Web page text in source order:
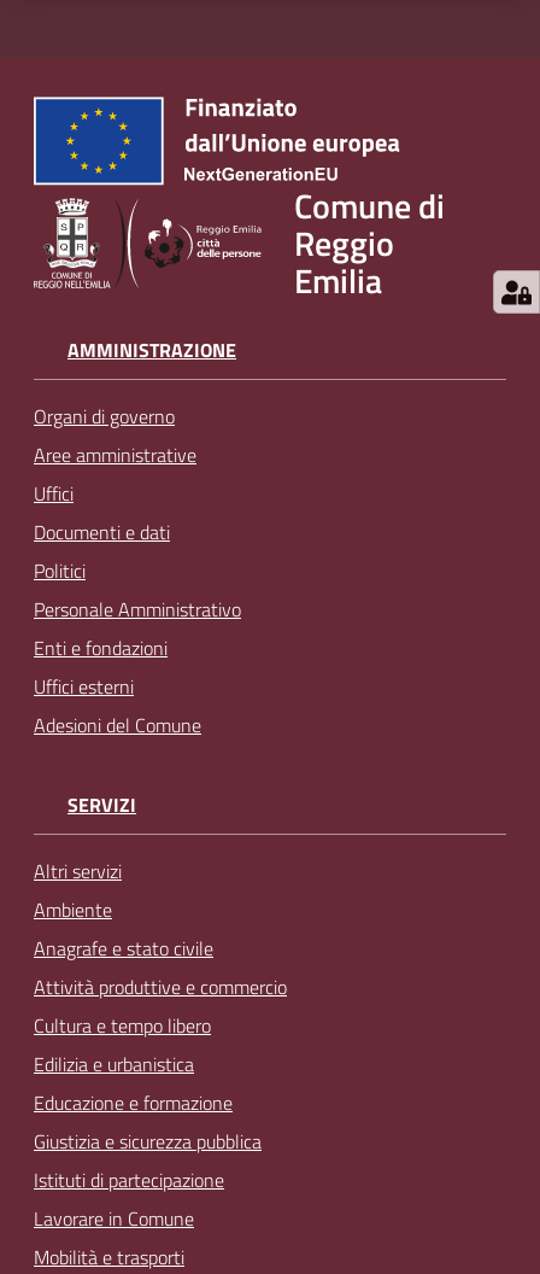
Comune di
Reggio
Emilia
AMMINISTRAZIONE
Organi di governo
Aree amministrative
Uffici
Documenti e dati
Politici
Personale Amministrativo
Enti e fondazioni
Uffici esterni
Adesioni del Comune
SERVIZI
Altri servizi
Ambiente
Anagrafe e stato civile
Attività produttive e commercio
Cultura e tempo libero
Edilizia e urbanistica
Educazione e formazione
Giustizia e sicurezza pubblica
Istituti di partecipazione
Lavorare in Comune
Mobilità e trasporti